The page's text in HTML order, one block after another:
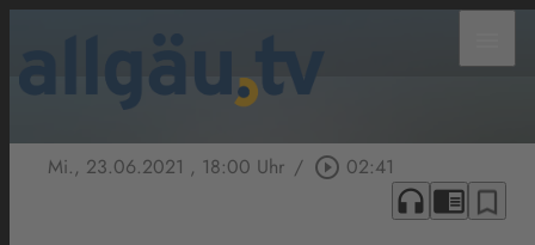
Mi., 23.06.2021 , 18:00 Uhr / play_circle_outline 02:41
headphones chrome_reader_mode bookmark_border